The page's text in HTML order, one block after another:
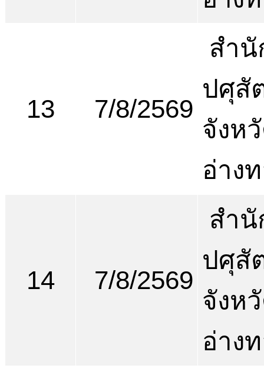
13 7/8/2569
สำนั
ปศุสั
จังห
อ่าง
14 7/8/2569
สำนั
ปศุสั
จังห
อ่าง